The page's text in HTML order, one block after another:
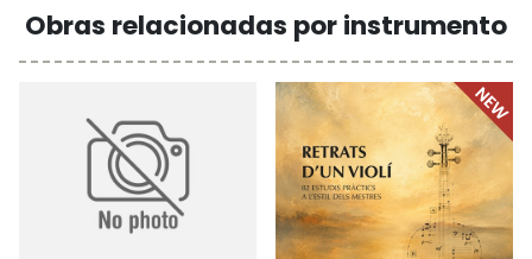
Obras relacionadas por instrumento